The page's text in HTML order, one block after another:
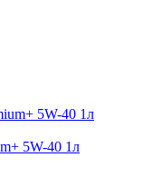
5W-40 1л